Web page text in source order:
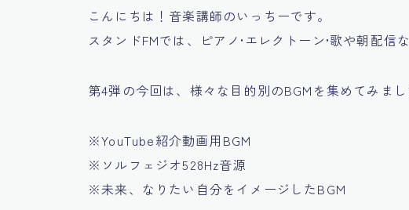
こんにちは！音楽講師のいっちーです。
スタンドFMでは、ピアノ•エレクトーン•歌や朝配信
第4弾の今回は、様々な目的別のBGMを集めてみまし
※YouTube紹介動画用BGM
※ソルフェジオ528Hz音源
※未来、なりたい自分をイメージしたBGM